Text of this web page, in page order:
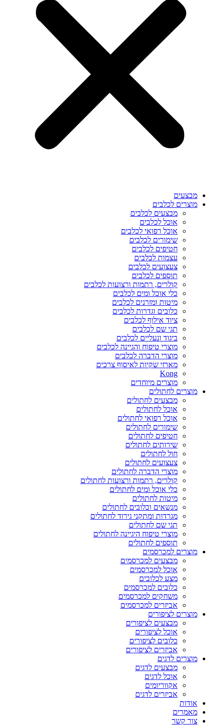
מבצעים
מוצרים לכלבים
מבצעים לכלבים
אוכל לכלבים
אוכל רפואי לכלבים
שימורים לכלבים
חטיפים לכלבים
עצמות לכלבים
צעצועים לכלבים
תוספים לכלבים
קולרים, רתמות ורצועות לכלבים
כלי אוכל ומים לכלבים
מיטות ומזרנים לכלבים
כלובים וגדרות לכלבים
ציוד אילוף לכלבים
תגי שם לכלבים
ביגוד ונעליים לכלבים
מוצרי טיפוח והגיינה לכלבים
מוצרי הדברה לכלבים
מארזי שקיות לאיסוף צרכים
Kong
מוצרים מיוחדים
מוצרים לחתולים
מבצעים לחתולים
אוכל לחתולים
אוכל רפואי לחתולים
שימורים לחתולים
חטיפים לחתולים
שירותים לחתולים
חול לחתולים
צעצועים לחתולים
מוצרי הדברה לחתולים
קולרים, רתמות ורצועות לחתולים
כלי אוכל ומים לחתולים
מיטות לחתולים
מנשאים וכלובים לחתולים
מגרדות ומתקני גירוד לחתולים
תגי שם לחתולים
מוצרי טיפוח היגיינה לחתולים
תוספים לחתולים
מוצרים למכרסמים
מבצעים למכרסמים
אוכל למכרסמים
מצע לכלובים
כלובים למכרסמים
משחקים למכרסמים
אביזרים למכרסמים
מוצרים לציפורים
מבצעים לציפורים
אוכל לציפורים
כלובים לציפורים
אביזרים לציפורים
מוצרים לדגים
מבצעים לדגים
אוכל לדגים
אקווריומים
אביזרים לדגים
אודות
מאמרים
צור קשר